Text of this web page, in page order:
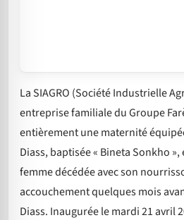
La SIAGRO (Société Industrielle
entreprise familiale du Groupe
entièrement une maternité
Diass, baptisée « Bineta Sonkho
femme décédée avec son
accouchement quelques mois
Diass. Inaugurée le mardi 21 avril